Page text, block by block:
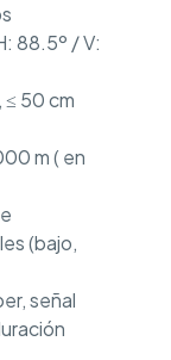
88.5º / V:
≤ 50 cm
m ( en
(bajo,
señal